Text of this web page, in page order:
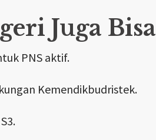
Juga
PNS aktif.
Kemendikbudristek.